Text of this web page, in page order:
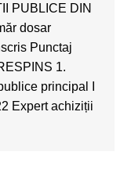
PUBLICE DIN
dosar
Punctaj
1.
principal I
Expert achiziții